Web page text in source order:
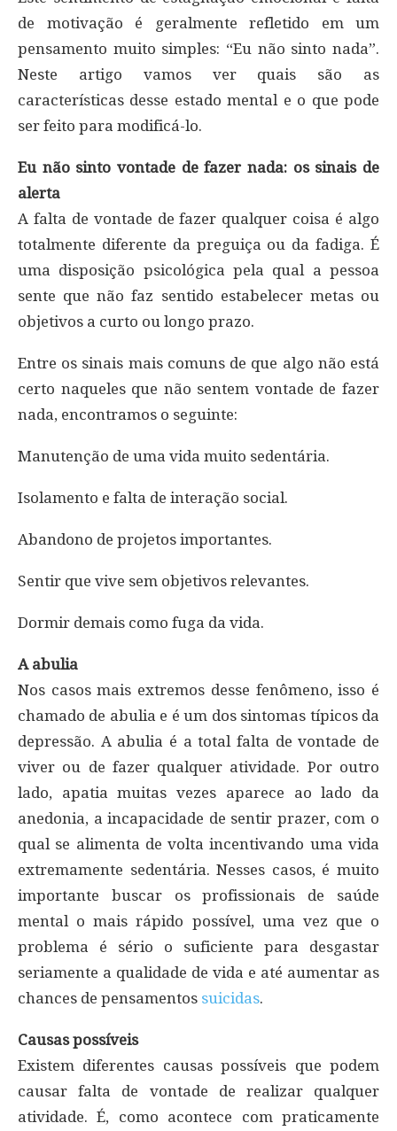
de motivação é geralmente refletido em um
pensamento muito simples: “Eu não sinto nada”.
Neste artigo vamos ver quais são as
características desse estado mental e o que pode
ser feito para modificá-lo.
Eu não sinto vontade de fazer nada: os sinais de
alerta
A falta de vontade de fazer qualquer coisa é algo
totalmente diferente da preguiça ou da fadiga. É
uma disposição psicológica pela qual a pessoa
sente que não faz sentido estabelecer metas ou
objetivos a curto ou longo prazo.
Entre os sinais mais comuns de que algo não está
certo naqueles que não sentem vontade de fazer
nada, encontramos o seguinte:
Manutenção de uma vida muito sedentária.
Isolamento e falta de interação social.
Abandono de projetos importantes.
Sentir que vive sem objetivos relevantes.
Dormir demais como fuga da vida.
A abulia
Nos casos mais extremos desse fenômeno, isso é
chamado de abulia e é um dos sintomas típicos da
depressão. A abulia é a total falta de vontade de
viver ou de fazer qualquer atividade. Por outro
lado, apatia muitas vezes aparece ao lado da
anedonia, a incapacidade de sentir prazer, com o
qual se alimenta de volta incentivando uma vida
extremamente sedentária. Nesses casos, é muito
importante buscar os profissionais de saúde
mental o mais rápido possível, uma vez que o
problema é sério o suficiente para desgastar
seriamente a qualidade de vida e até aumentar as
chances de pensamentos suicidas.
Causas possíveis
Existem diferentes causas possíveis que podem
causar falta de vontade de realizar qualquer
atividade. É, como acontece com praticamente